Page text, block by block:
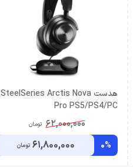
هدست SteelSeries Arctis Nova
Pro PS5/PS4/PC
62,000,000 تومان
0%
61,800,000 تومان